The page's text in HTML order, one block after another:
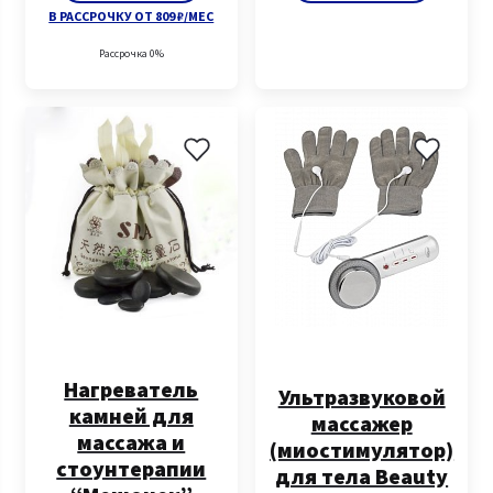
В РАССРОЧКУ ОТ 809 ₽/МЕС
Рассрочка 0%
Нагреватель
камней для
массажа и
стоунтерапии
Ультразвуковой
массажер
(миостимулятор)
для тела Beauty